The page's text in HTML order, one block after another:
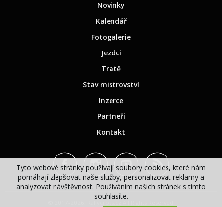
Tyto webové stránky používají soubory cookies, které nám
pomáhají zlepšovat naše služby, personalizovat reklamy a
analyzovat návštěvnost. Používáním našich stránek s tímto
souhlasíte.
Novinky
Kalendář
Fotogalerie
Jezdci
Tratě
Stav mistrovství
Inzerce
Partneři
Kontakt